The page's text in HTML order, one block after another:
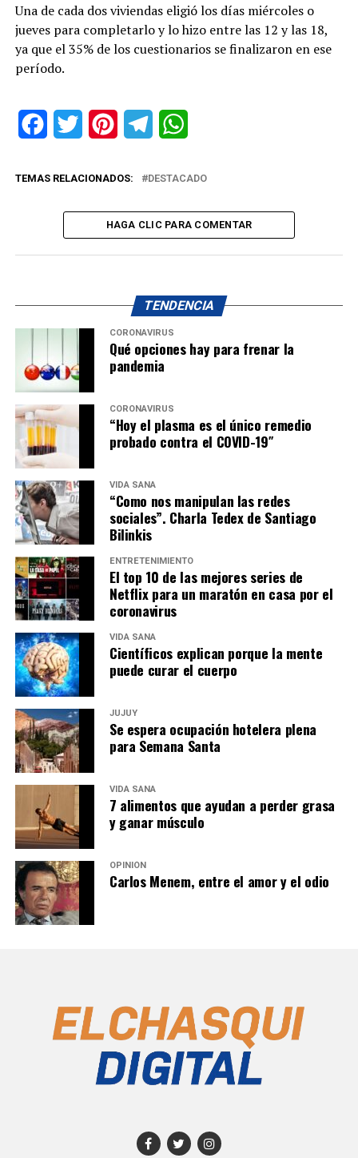
Una de cada dos viviendas eligió los días miércoles o
jueves para completarlo y lo hizo entre las 12 y las 18,
ya que el 35% de los cuestionarios se finalizaron en ese
período.
FacebookTwitter PinterestTelegram
TEMAS RELACIONADOS: DESTACADO
HAGA CLIC PARA COMENTAR
TENDENCIA
CORONAVIRUS
Qué opciones hay para frenar la
pandemia
CORONAVIRUS
“Hoy el plasma es el único remedio
probado contra el COVID-19″
VIDA SANA
“Como nos manipulan las redes
sociales”. Charla Tedex de Santiago
Bilinkis
ENTRETENIMIENTO
El top 10 de las mejores series de
Netflix para un maratón en casa por el
coronavirus
VIDA SANA
Científicos explican porque la mente
puede curar el cuerpo
JUJUY
Se espera ocupación hotelera plena
para Semana Santa
VIDA SANA
7 alimentos que ayudan a perder grasa
y ganar músculo
OPINIÓN
Carlos Menem, entre el amor y el odio